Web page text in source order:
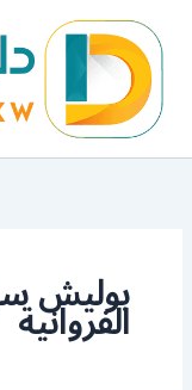
المحتوى
بوليش
الفروانية